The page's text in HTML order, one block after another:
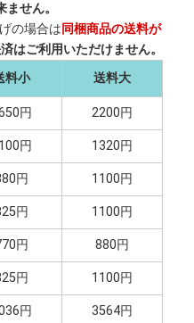
ません。
の場合は同梱商品の送料が
はご利用いただけません。
料小
送料大
円 2200円
円 1320円
円 1100円
円 1100円
円 880円
円 1100円
円 3564円